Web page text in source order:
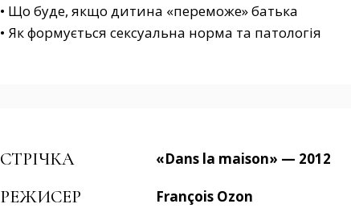
• Що буде, якщо дитина «переможе» батька
• Як формується сексуальна норма та патологія
СТРІЧКА «Dans la maison» — 2012
РЕЖИСЕР François Ozon